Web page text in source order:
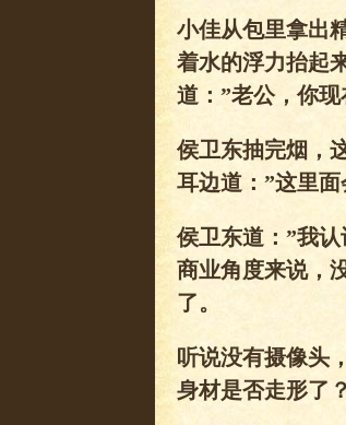
小佳从包里拿出
着水的浮力抬起
道：”老公，你
侯卫东抽完烟，
耳边道：”这里
侯卫东道：”我
商业角度来说，
了。
听说没有摄像头
身材是否走形了